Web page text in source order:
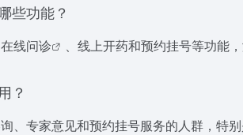
些功能？
在线问诊 、线上开药和预约挂号等功能
？
、专家意见和预约挂号服务的人群，特